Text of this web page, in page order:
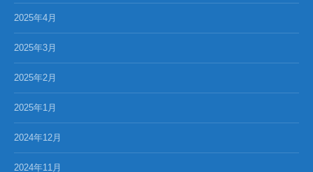
2025年4月
2025年3月
2025年2月
2025年1月
2024年12月
2024年11月